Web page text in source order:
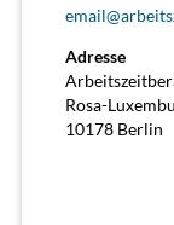
Adresse
Rosa-
10178 Berlin